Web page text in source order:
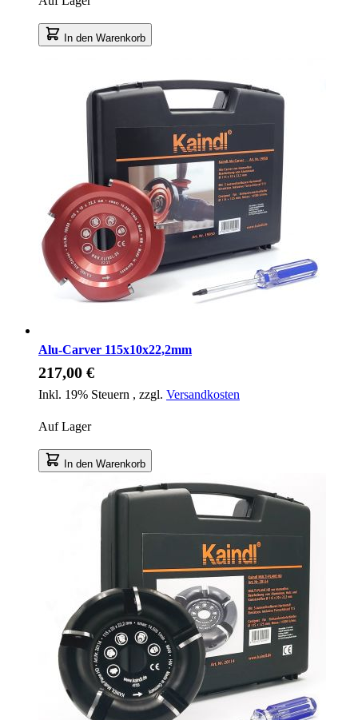
In den Warenkorb
Alu-Carver 115x10x22,2mm
217,00 €
Inkl. 19% Steuern , zzgl. Versandkosten
Auf Lager
In den Warenkorb